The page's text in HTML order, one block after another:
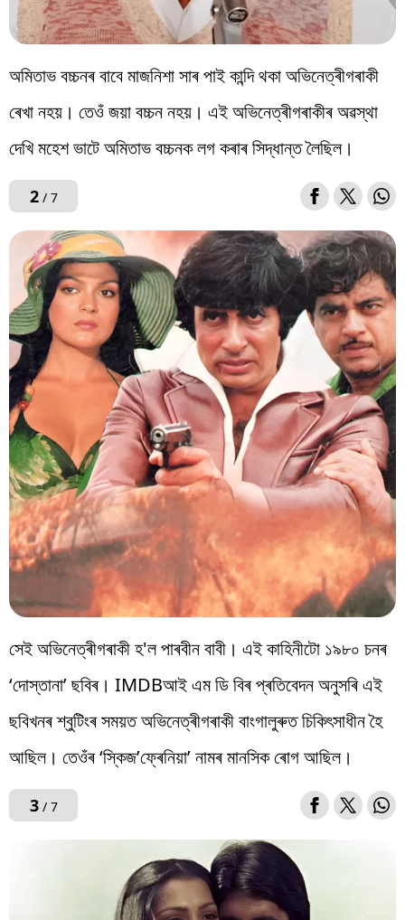
অমিতাভ বচ্চনৰ বাবে মাজনিশা সাৰ পাই কান্দি থকা অভিনেত্ৰীগৰাকী
ৰেখা নহয়। তেওঁ জয়া বচ্চন নহয়। এই অভিনেত্ৰীগৰাকীৰ অৱস্থা
দেখি মহেশ ভাটে অমিতাভ বচ্চনক লগ কৰাৰ সিদ্ধান্ত লৈছিল।
2/ 7
সেই অভিনেত্ৰীগৰাকী হ'ল পাৰবীন বাবী। এই কাহিনীটো ১৯৮০ চনৰ
‘দোস্তানা’ ছবিৰ। IMDBআই এম ডি বিৰ প্ৰতিবেদন অনুসৰি এই
ছবিখনৰ শ্বুটিংৰ সময়ত অভিনেত্ৰীগৰাকী বাংগালুৰুত চিকিৎসাধীন হৈ
আছিল। তেওঁৰ ‘স্কিজ’ফ্ৰেনিয়া’ নামৰ মানসিক ৰোগ আছিল।
3/ 7